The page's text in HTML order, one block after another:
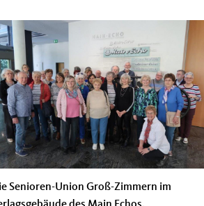
Senioren-Union Groß-Zimmern im